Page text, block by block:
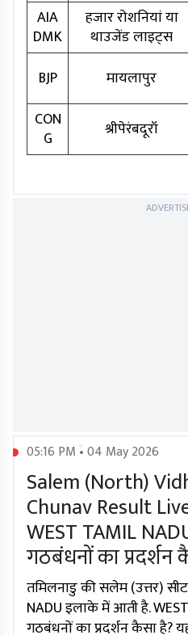
AIA
DMK
हजार रोशनियां या
थाउजेंड लाइट्स
BJP
मायलापुर
CON
G
श्रीपेरंबदूरॉ
05:16 PM • 04 May 2026
Salem (North)
Chunav Result
WEST TAMIL NADU
गठबंधनों का प्रदर्शन
तमिलनाडु की सलेम (उत्तर)
NADU इलाके में आती है.
गठबंधनों का प्रदर्शन कैसा